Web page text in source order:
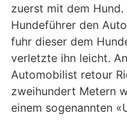
zuerst mit dem
Hundeführer den
fuhr dieser dem
verletzte ihn leicht.
Automobilist retour
zweihundert Metern
einem sogenannten